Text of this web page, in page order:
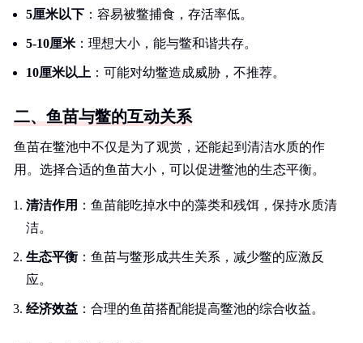
5厘米以下 ：容易被鳖捕食，存活率低。
5-10厘米 ：理想大小，能与鳖和谐共存。
10厘米以上 ：可能对幼鳖造成威胁，不推荐。
二、鱼苗与鳖的互动关系
鱼苗在鳖池中不仅是为了观赏，还能起到清洁水质的作
用。选择合适的鱼苗大小，可以促进鳖池的生态平衡。
清洁作用 ：鱼苗能吃掉水中的藻类和残饵，保持水质清
洁。
生态平衡 ：鱼苗与鳖形成共生关系，减少鳖的应激反
应。
经济效益 ：合理的鱼苗搭配能提高鳖池的综合收益。